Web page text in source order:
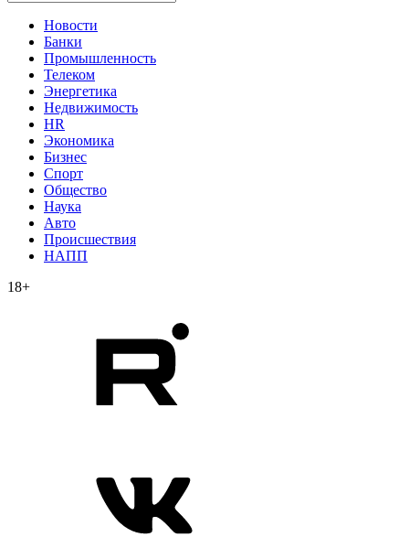
Новости
Банки
Промышленность
Телеком
Энергетика
Недвижимость
HR
Экономика
Бизнес
Спорт
Общество
Наука
Авто
Происшествия
НАПП
18+